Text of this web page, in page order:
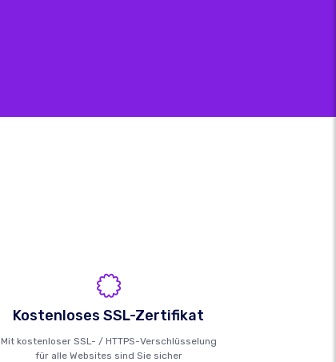
Kostenloses SSL-Zertifikat
Mit kostenloser SSL- / HTTPS-Verschlüsselung
für alle Websites sind Sie sicher